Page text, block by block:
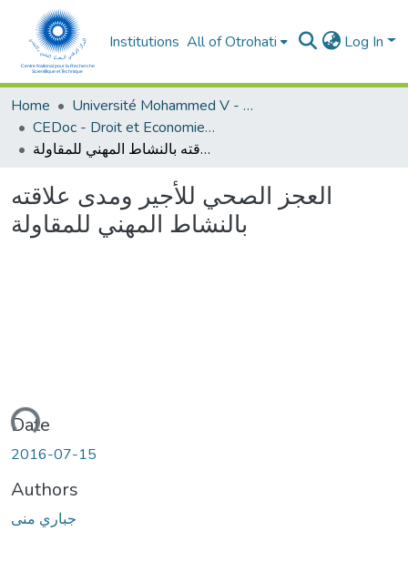
Institutions All of Otrohati Log In
Home
Université Mohammed V - Rabat
CEDoc - Droit et Economie (FSJES Agdal)
العجز الصحي للأجير ومدى علاقته بالنشاط المهني للمقاولة
العجز الصحي للأجير ومدى علاقته
بالنشاط المهني للمقاولة
Date
2016-07-15
Authors
جباري منى